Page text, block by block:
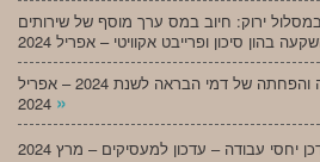
ירוק: חיוב במס ערך מוסף של שירותים
מעו”דכן יחסי עבודה – הקפאה והפחתה של דמי הבראה לשנת 2024 – אפריל
»